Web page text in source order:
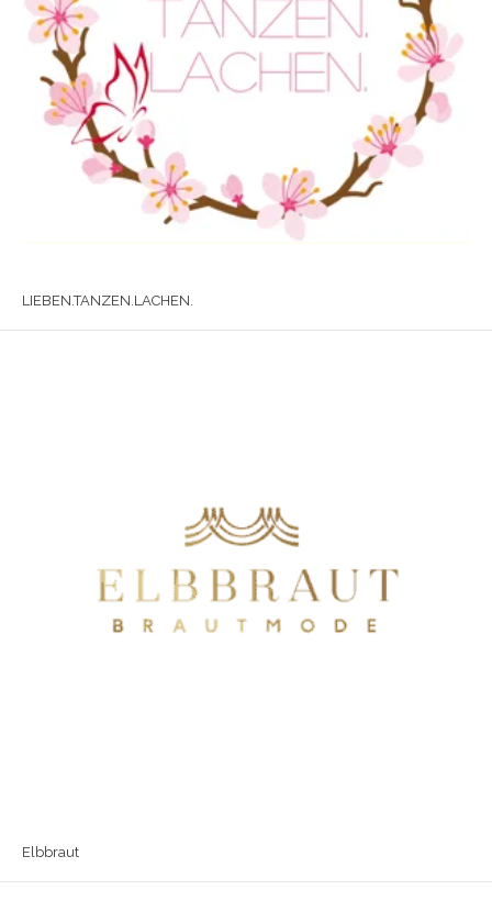
LIEBEN.TANZEN.LACHEN.
Elbbraut